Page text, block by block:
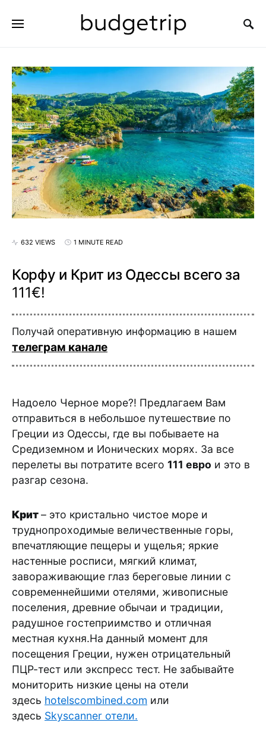
632 VIEWS 1 MINUTE READ
Корфу и Крит из Одессы всего за
111€!
Получай оперативную информацию в нашем
телеграм канале
Надоело Черное море?! Предлагаем Вам
отправиться в небольшое путешествие по
Греции из Одессы, где вы побываете на
Средиземном и Ионических морях. За все
перелеты вы потратите всего 111 евро и это в
разгар сезона.
Крит– это кристально чистое море и
труднопроходимые величественные горы,
впечатляющие пещеры и ущелья; яркие
настенные росписи, мягкий климат,
завораживающие глаз береговые линии с
современнейшими отелями, живописные
поселения, древние обычаи и традиции,
радушное гостеприимство и отличная
местная кухня.На данный момент для
посещения Греции, нужен отрицательный
ПЦР-тест или экспресс тест. Не забывайте
мониторить низкие цены на отели
здесь hotelscombined.com или
здесь Skyscanner отели.